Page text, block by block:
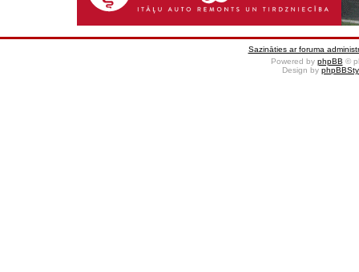
Sazināties ar foruma
Powered by phpBB ©
Design by